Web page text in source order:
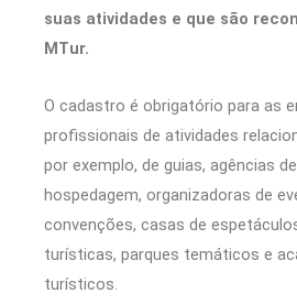
suas atividades e que são
MTur.
O cadastro é obrigatório para as
profissionais de atividades
por exemplo, de guias, agências
hospedagem, organizadoras de
convenções, casas de
turísticas, parques temáticos e
turísticos.